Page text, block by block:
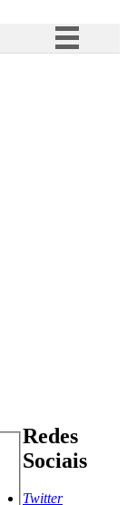
Redes
Sociais
Twitter